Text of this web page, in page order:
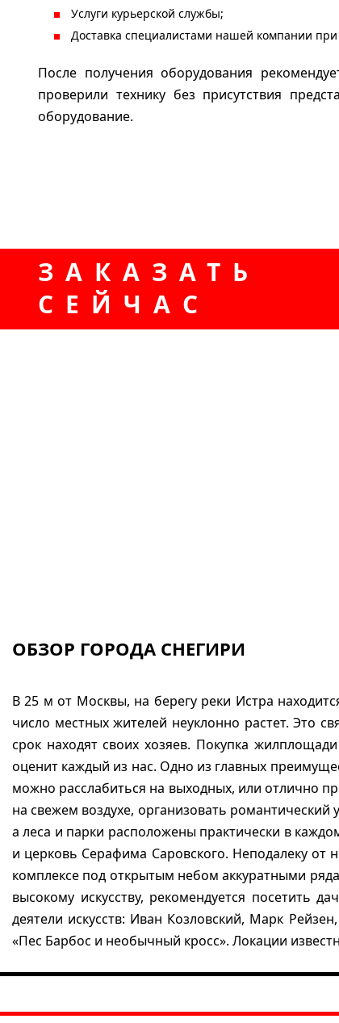
Услуги курьерской службы;
Доставка специалистами нашей компании
После получения оборудования
проверили технику без присутствия
оборудование.
ЗАКАЗАТЬ
СЕЙЧАС
ОБЗОР ГОРОДА СНЕГИРИ
В 25 м от Москвы, на берегу реки Истра
число местных жителей неуклонно растет. Это
срок находят своих хозяев. Покупка
оценит каждый из нас. Одно из главных
можно расслабиться на выходных, или отлично
на свежем воздухе, организовать
а леса и парки расположены практически в
и церковь Серафима Саровского. Неподалеку
комплексе под открытым небом аккуратными
высокому искусству, рекомендуется посетить
деятели искусств: Иван Козловский, Марк
«Пес Барбос и необычный кросс». Локации